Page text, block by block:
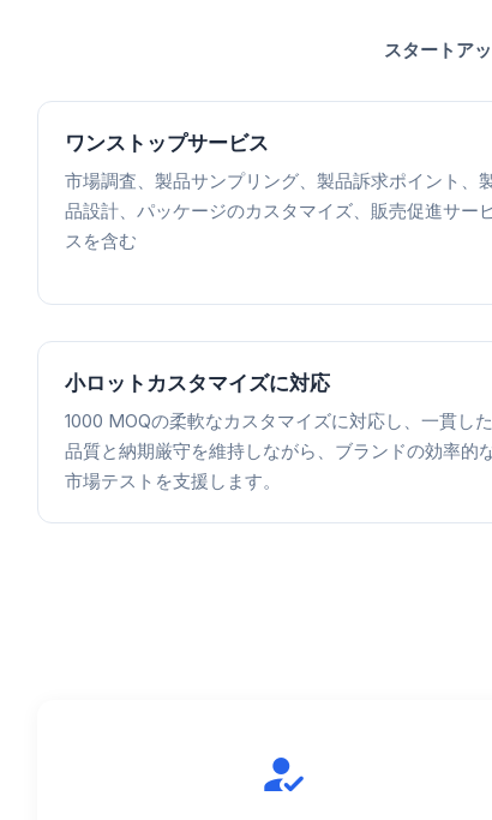
スタートア
ワンストップサービス
市場調査、製品サンプリング、製品訴求ポイント、
品設計、パッケージのカスタマイズ、販売促進サー
スを含む
小ロットカスタマイズに対応
1000 MOQの柔軟なカスタマイズに対応し、一貫した
品質と納期厳守を維持しながら、ブランドの効率的
市場テストを支援します。